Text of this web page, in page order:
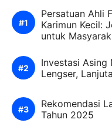
Persatuan Ahli
Karimun Kecil:
untuk
Investasi Asing
Lengser,
Rekomendasi
Tahun 2025